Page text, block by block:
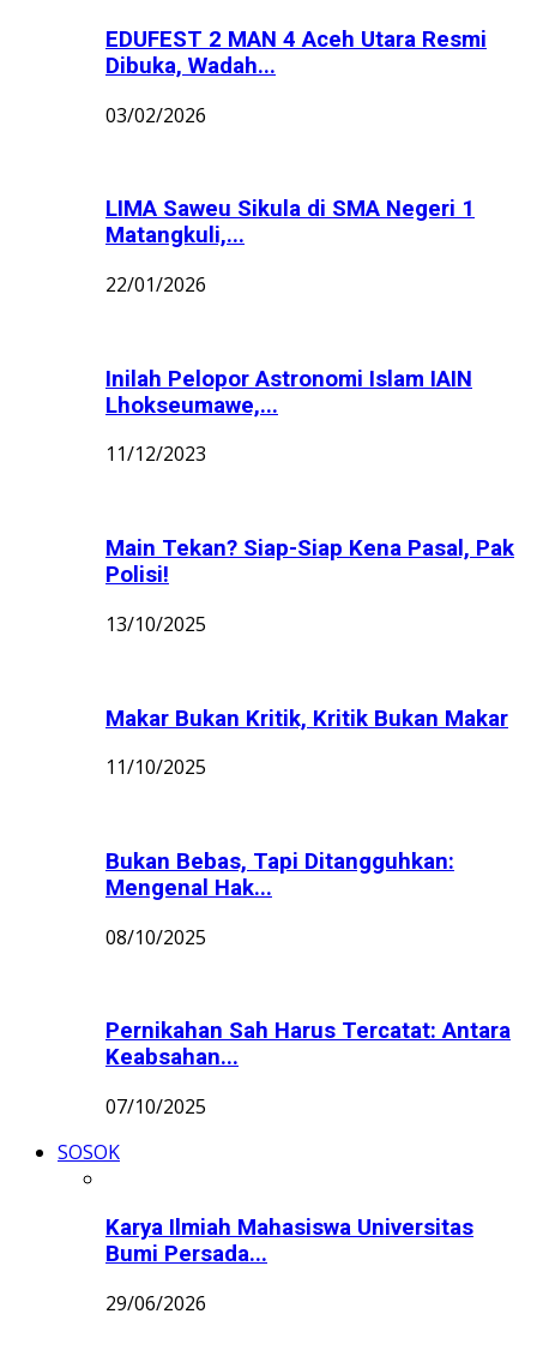
EDUFEST 2 MAN 4 Aceh Utara Resmi
Dibuka, Wadah...
03/02/2026
LIMA Saweu Sikula di SMA Negeri 1
Matangkuli,...
22/01/2026
Inilah Pelopor Astronomi Islam IAIN
Lhokseumawe,...
11/12/2023
Main Tekan? Siap-Siap Kena Pasal, Pak
Polisi!
13/10/2025
Makar Bukan Kritik, Kritik Bukan Makar
11/10/2025
Bukan Bebas, Tapi Ditangguhkan:
Mengenal Hak...
08/10/2025
Pernikahan Sah Harus Tercatat: Antara
Keabsahan...
07/10/2025
SOSOK
Karya Ilmiah Mahasiswa Universitas
Bumi Persada...
29/06/2026